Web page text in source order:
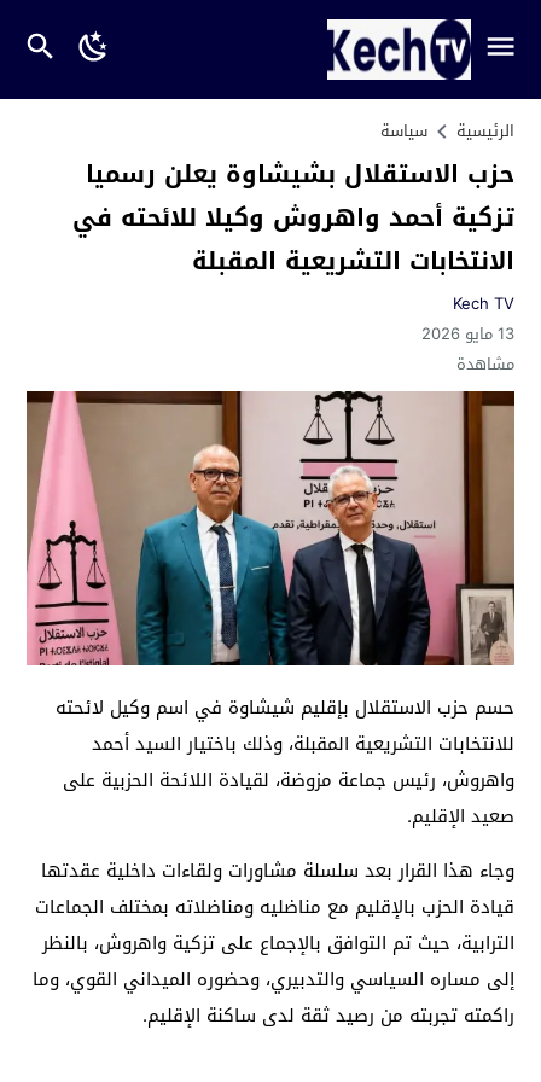
الرئيسية سياسة
حزب الاستقلال بشيشاوة يعلن رسميا
تزكية أحمد واهروش وكيلا للائحته في
الانتخابات التشريعية المقبلة
Kech TV
13 مايو 2026
مشاهدة
حسم حزب الاستقلال بإقليم شيشاوة في اسم وكيل لائحته
للانتخابات التشريعية المقبلة، وذلك باختيار السيد أحمد
واهروش، رئيس جماعة مزوضة، لقيادة اللائحة الحزبية على
صعيد الإقليم.
وجاء هذا القرار بعد سلسلة مشاورات ولقاءات داخلية عقدتها
قيادة الحزب بالإقليم مع مناضليه ومناضلاته بمختلف الجماعات
الترابية، حيث تم التوافق بالإجماع على تزكية واهروش، بالنظر
إلى مساره السياسي والتدبيري، وحضوره الميداني القوي، وما
راكمته تجربته من رصيد ثقة لدى ساكنة الإقليم.